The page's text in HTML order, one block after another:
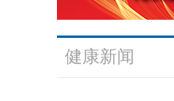
健康新闻